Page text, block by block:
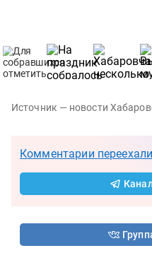
Источник — новости
Комментарии